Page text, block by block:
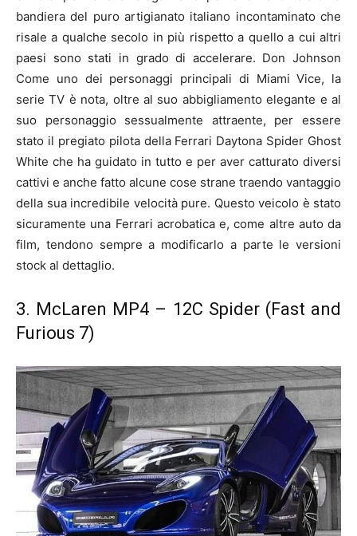
bandiera del puro artigianato italiano incontaminato che
risale a qualche secolo in più rispetto a quello a cui altri
paesi sono stati in grado di accelerare. Don Johnson
Come uno dei personaggi principali di Miami Vice, la
serie TV è nota, oltre al suo abbigliamento elegante e al
suo personaggio sessualmente attraente, per essere
stato il pregiato pilota della Ferrari Daytona Spider Ghost
White che ha guidato in tutto e per aver catturato diversi
cattivi e anche fatto alcune cose strane traendo vantaggio
della sua incredibile velocità pure. Questo veicolo è stato
sicuramente una Ferrari acrobatica e, come altre auto da
film, tendono sempre a modificarlo a parte le versioni
stock al dettaglio.
3. McLaren MP4 – 12C Spider (Fast and
Furious 7)